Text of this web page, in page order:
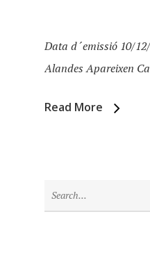
Data d´emissió 10/
Alandes Apareixen
Read More